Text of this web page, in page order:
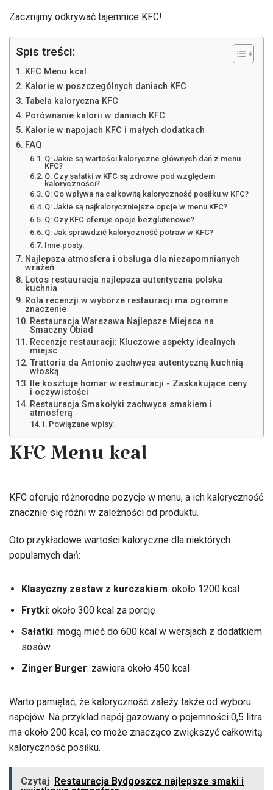
Zacznijmy odkrywać tajemnice KFC!
Spis treści:
KFC Menu kcal
Kalorie w poszczególnych daniach KFC
Tabela kaloryczna KFC
Porównanie kalorii w daniach KFC
Kalorie w napojach KFC i małych dodatkach
FAQ
Q: Jakie są wartości kaloryczne głównych dań z menu
KFC?
Q: Czy sałatki w KFC są zdrowe pod względem
kaloryczności?
Q: Co wpływa na całkowitą kaloryczność posiłku w KFC?
Q: Jakie są najkaloryczniejsze opcje w menu KFC?
Q: Czy KFC oferuje opcje bezglutenowe?
Q: Jak sprawdzić kaloryczność potraw w KFC?
Inne posty:
Najlepsza atmosfera i obsługa dla niezapomnianych
wrażeń
Lotos restauracja najlepsza autentyczna polska
kuchnia
Rola recenzji w wyborze restauracji ma ogromne
znaczenie
Restauracja Warszawa Najlepsze Miejsca na
Smaczny Obiad
Recenzje restauracji: Kluczowe aspekty idealnych
miejsc
Trattoria da Antonio zachwyca autentyczną kuchnią
włoską
Ile kosztuje homar w restauracji - Zaskakujące ceny
i oczywistości
Restauracja Smakołyki zachwyca smakiem i
atmosferą
Powiązane wpisy:
KFC Menu kcal
KFC oferuje różnorodne pozycje w menu, a ich kaloryczność
znacznie się różni w zależności od produktu.
Oto przykładowe wartości kaloryczne dla niektórych
popularnych dań:
Klasyczny zestaw z kurczakiem: około 1200 kcal
Frytki: około 300 kcal za porcję
Sałatki: mogą mieć do 600 kcal w wersjach z dodatkiem
sosów
Zinger Burger: zawiera około 450 kcal
Warto pamiętać, że kaloryczność zależy także od wyboru
napojów. Na przykład napój gazowany o pojemności 0,5 litra
ma około 200 kcal, co może znacząco zwiększyć całkowitą
kaloryczność posiłku.
Czytaj Restauracja Bydgoszcz najlepsze smaki i